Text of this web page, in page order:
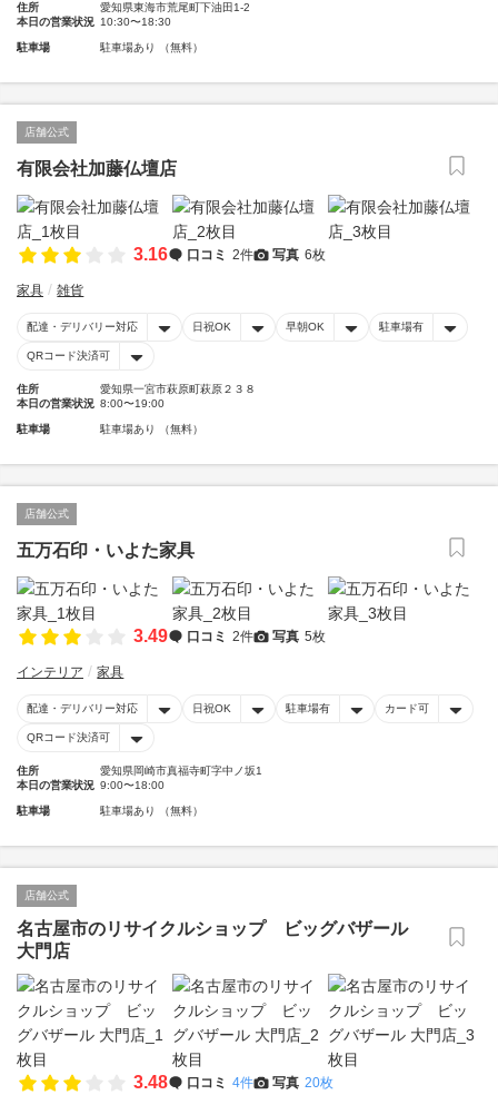
住所
愛知県東海市荒尾町下油田1-2
本日の営業状況 10:30〜18:30
駐車場 駐車場あり （無料）
店舗公式
有限会社加藤仏壇店
3.16 口コミ 2件 写真 6枚
家具 雑貨
配達・デリバリー対応 日祝OK 早朝OK 駐車場有
QRコード決済可
住所
愛知県一宮市萩原町萩原２３８
本日の営業状況 8:00〜19:00
駐車場 駐車場あり （無料）
店舗公式
五万石印・いよた家具
3.49 口コミ 2件 写真 5枚
インテリア 家具
配達・デリバリー対応 日祝OK 駐車場有 カード可
QRコード決済可
住所
愛知県岡崎市真福寺町字中ノ坂1
本日の営業状況 9:00〜18:00
駐車場 駐車場あり （無料）
店舗公式
名古屋市のリサイクルショップ ビッグバザール
大門店
3.48 口コミ 4件 写真 20枚